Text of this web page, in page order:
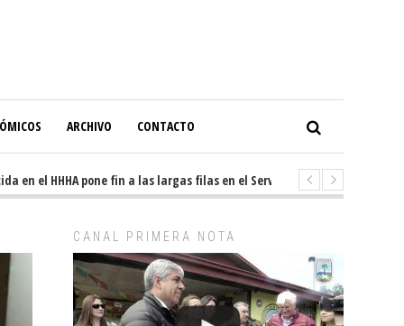
ARCHIVO CONTACTO
el HHHA pone fin a las largas filas en el Servicio de Imagenología
CANAL PRIMERA NOTA